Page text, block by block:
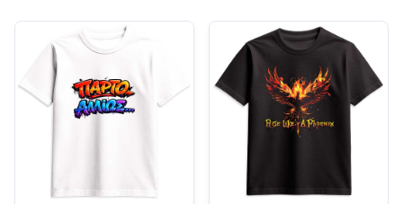
Ατάκες σε Tshirt
Respectfully
Γυναικείο T-shirt με
Χιούμορ και Attitude